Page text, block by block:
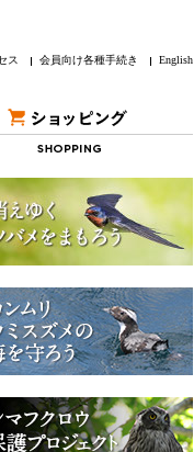
ス 会員向け各種手続き English